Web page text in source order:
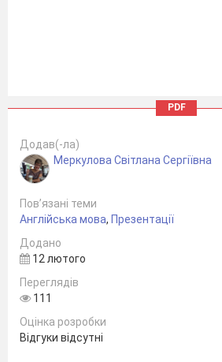
Екосистема
штучного
в дй'
PDF
Додав(-ла)
Меркулова Світлана Сергіївна
Пов’язані теми
Англійська мова, Презентації
Додано
12 лютого
Переглядів
111
Оцінка розробки
Відгуки відсутні